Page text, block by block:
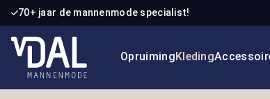
de hoofdinhoud
Ga naar de zoekopdracht
Ga naar de hoofdnavigatie
70+ jaar de mannenmode specialist!
OpruimingKleding